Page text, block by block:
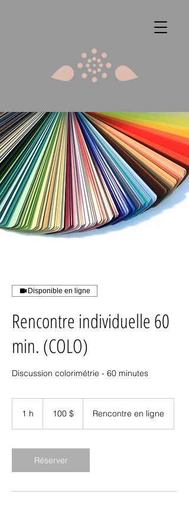
Disponible en ligne
Rencontre individuelle 60
min. (COLO)
Discussion colorimétrie - 60 minutes
1 h 100 $ Rencontre en ligne
Réserver